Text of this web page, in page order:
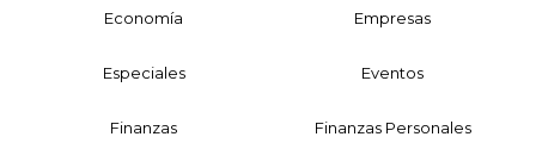
Economía Empresas
Especiales Eventos
Finanzas Finanzas Personales